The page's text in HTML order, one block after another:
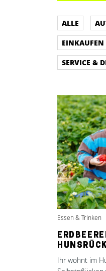
ALLE
EINKAUFEN
SERVICE &
Essen & Trinken
HUNSRÜCK
Ihr wohnt im